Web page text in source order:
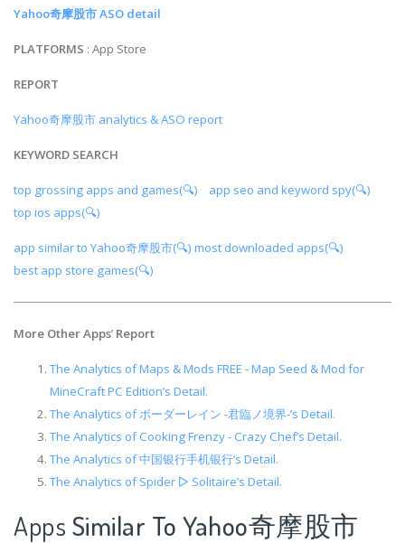
Yahoo奇摩股市 ASO detail
PLATFORMS : App Store
REPORT
Yahoo奇摩股市 analytics & ASO report
KEYWORD SEARCH
top grossing apps and games(🔍)
app seo and keyword spy(🔍)
top ios apps(🔍)
app similar to Yahoo奇摩股市(🔍) most downloaded apps(🔍)
best app store games(🔍)
More Other Apps’ Report
The Analytics of Maps & Mods FREE - Map Seed & Mod for
MineCraft PC Edition’s Detail.
The Analytics of ボーダーレイン -君臨ノ境界-’s Detail.
The Analytics of Cooking Frenzy - Crazy Chef’s Detail.
The Analytics of 中国银行手机银行’s Detail.
The Analytics of Spider ▻ Solitaire’s Detail.
Apps Similar To Yahoo奇摩股市